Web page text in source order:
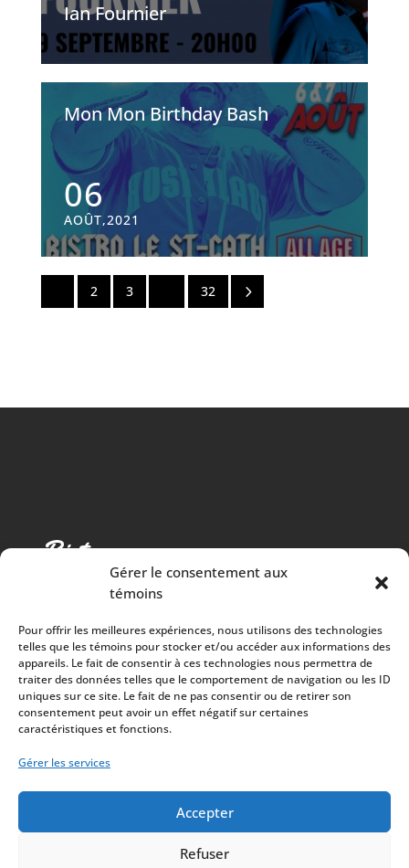
Gérer le consentement aux
témoins
Pour offrir les meilleures expériences, nous utilisons des technologies
telles que les témoins pour stocker et/ou accéder aux informations des
appareils. Le fait de consentir à ces technologies nous permettra de
traiter des données telles que le comportement de navigation ou les ID
uniques sur ce site. Le fait de ne pas consentir ou de retirer son
consentement peut avoir un effet négatif sur certaines
caractéristiques et fonctions.
Gérer les services
Accepter
Refuser
Ian Fournier
Mon Mon Birthday Bash
06
AOÛT,2021
2 3 32 5
Cuisine chaleureuse, spectacles de qualité et 100%
des surplus versés à la communauté
À PROPOS
Mission